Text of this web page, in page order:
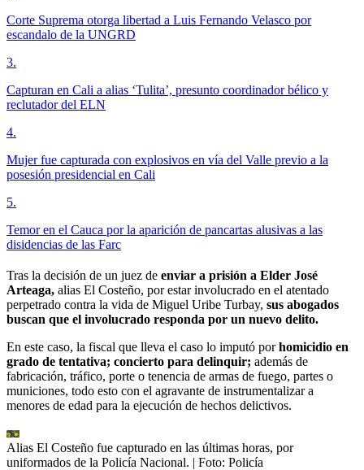
Corte Suprema otorga libertad a Luis Fernando Velasco por
escandalo de la UNGRD
3.
Capturan en Cali a alias ‘Tulita’, presunto coordinador bélico y
reclutador del ELN
4.
Mujer fue capturada con explosivos en vía del Valle previo a la
posesión presidencial en Cali
5.
Temor en el Cauca por la aparición de pancartas alusivas a las
disidencias de las Farc
Tras la decisión de un juez de enviar a prisión a Elder José
Arteaga, alias El Costeño, por estar involucrado en el atentado
perpetrado contra la vida de Miguel Uribe Turbay, sus abogados
buscan que el involucrado responda por un nuevo delito.
En este caso, la fiscal que lleva el caso lo imputó porhomicidio en
grado de tentativa; concierto para delinquir; además de
fabricación, tráfico, porte o tenencia de armas de fuego, partes o
municiones, todo esto con el agravante de instrumentalizar a
menores de edad para la ejecución de hechos delictivos.
Alias El Costeño fue capturado en las últimas horas, por
uniformados de la Policía Nacional. | Foto: Policía